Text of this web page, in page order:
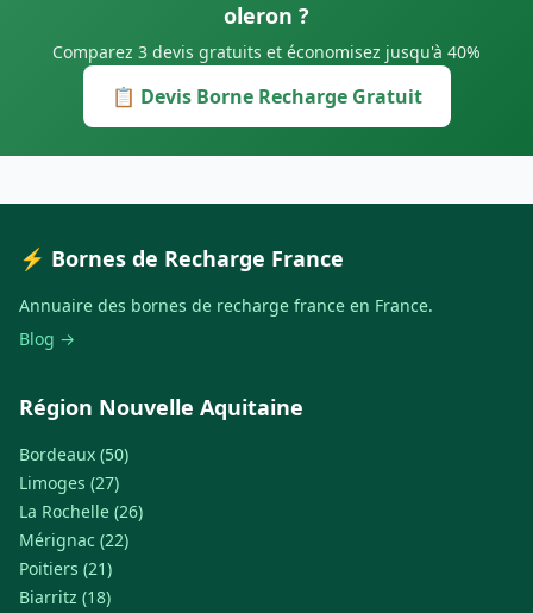
oleron ?
Comparez 3 devis gratuits et économisez jusqu'à 40%
📋 Devis Borne Recharge Gratuit
⚡ Bornes de Recharge France
Annuaire des bornes de recharge france en France.
Blog →
Région Nouvelle Aquitaine
Bordeaux (50)
Limoges (27)
La Rochelle (26)
Mérignac (22)
Poitiers (21)
Biarritz (18)